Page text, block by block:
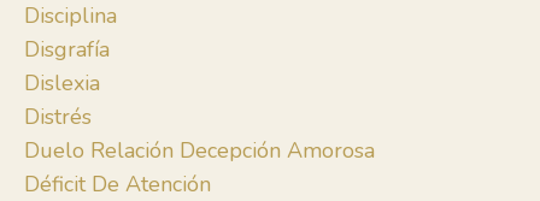
Disciplina
Disgrafía
Dislexia
Distrés
Duelo Relación Decepción Amorosa
Déficit De Atención